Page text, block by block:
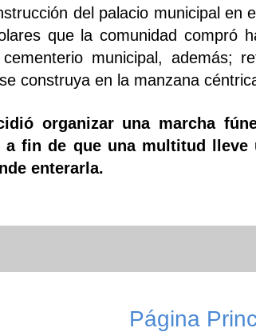
del palacio municipal en
que la comunidad compró
municipal, además;
construya en la manzana
organizar una marcha
a fin de que una multitud
enterarla.
Página